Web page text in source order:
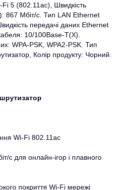
5 (802.11ac), Швидкість
867 Мбіт/с. Тип LAN Ethernet
передачі даних Ethernet
10/100Base-T(X).
WPA-PSK, WPA2-PSK. Тип
Колір продукту: Чорний.
Wi-Fi 802.11ac
с для онлайн-ігор і плавного
покриття Wi-Fi мережі